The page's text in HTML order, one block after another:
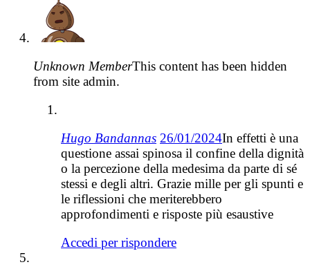
Unknown MemberThis content has been hidden
from site admin.
Hugo Bandannas 26/01/2024In effetti è una
questione assai spinosa il confine della dignità
o la percezione della medesima da parte di sé
stessi e degli altri. Grazie mille per gli spunti e
le riflessioni che meriterebbero
approfondimenti e risposte più esaustive
Accedi per rispondere